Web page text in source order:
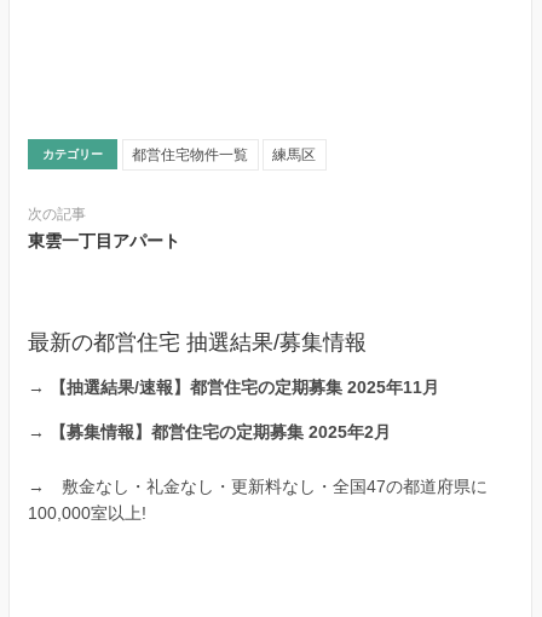
カテゴリー 都営住宅物件一覧 練馬区
次の記事
東雲一丁目アパート
最新の都営住宅 抽選結果/募集情報
→ 【抽選結果/速報】都営住宅の定期募集 2025年11月
→ 【募集情報】都営住宅の定期募集 2025年2月
→ 敷金なし・礼金なし・更新料なし・全国47の都道府県に
100,000室以上!